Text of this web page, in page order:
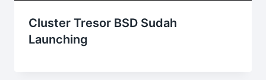
Cluster Tresor BSD Sudah
Launching